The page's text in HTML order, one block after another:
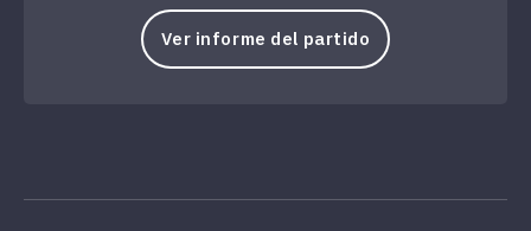
Ver informe del partido